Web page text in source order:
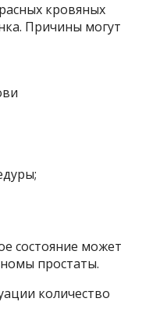
кровяных
Причины могут
состояние может
простаты.
количество